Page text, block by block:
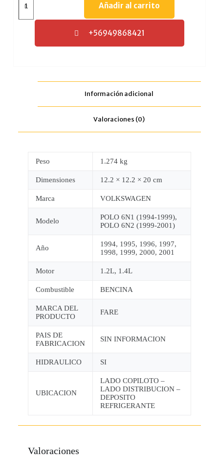
Añadir al carrito
+56949868421
Información adicional
Valoraciones (0)
Peso 1.274 kg
Dimensiones 12.2 × 12.2 × 20 cm
Marca VOLKSWAGEN
Modelo
POLO 6N1 (1994-1999),
POLO 6N2 (1999-2001)
Año
1994, 1995, 1996, 1997,
1998, 1999, 2000, 2001
Motor 1.2L, 1.4L
Combustible BENCINA
MARCA DEL
PRODUCTO
FARE
PAIS DE
FABRICACION
SIN INFORMACION
HIDRAULICO SI
UBICACION
LADO COPILOTO –
LADO DISTRIBUCION –
DEPOSITO
REFRIGERANTE
Valoraciones